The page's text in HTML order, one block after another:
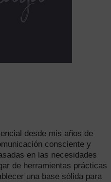
desde mis años de
consciente y
en las necesidades
de herramientas prácticas
una base sólida para